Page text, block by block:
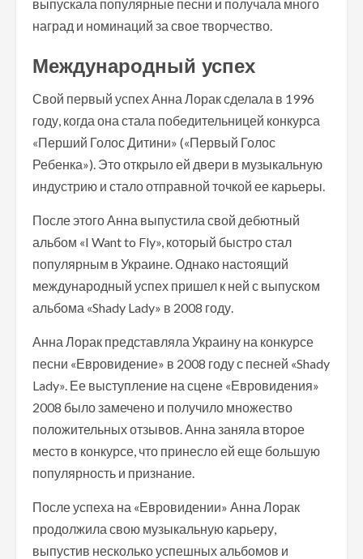
выпускала популярные песни и получала много
наград и номинаций за свое творчество.
Международный успех
Свой первый успех Анна Лорак сделала в 1996
году, когда она стала победительницей конкурса
«Перший Голос Дитини» («Первый Голос
Ребенка»). Это открыло ей двери в музыкальную
индустрию и стало отправной точкой ее карьеры.
После этого Анна выпустила свой дебютный
альбом «I Want to Fly», который быстро стал
популярным в Украине. Однако настоящий
международный успех пришел к ней с выпуском
альбома «Shady Lady» в 2008 году.
Анна Лорак представляла Украину на конкурсе
песни «Евровидение» в 2008 году с песней «Shady
Lady». Ее выступление на сцене «Евровидения»
2008 было замечено и получило множество
положительных отзывов. Анна заняла второе
место в конкурсе, что принесло ей еще большую
популярность и признание.
После успеха на «Евровидении» Анна Лорак
продолжила свою музыкальную карьеру,
выпустив несколько успешных альбомов и